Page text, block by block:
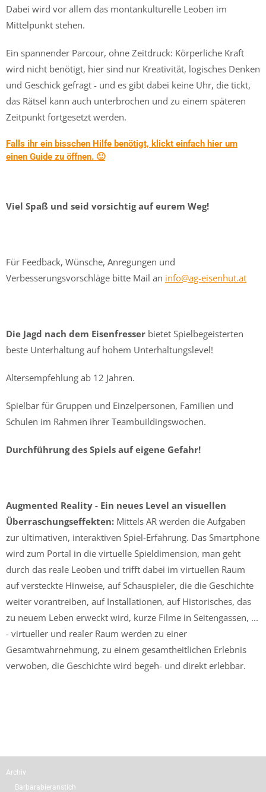
Dabei wird vor allem das montankulturelle Leoben im
Mittelpunkt stehen.
Ein spannender Parcour, ohne Zeitdruck: Körperliche Kraft
wird nicht benötigt, hier sind nur Kreativität, logisches Denken
und Geschick gefragt - und es gibt dabei keine Uhr, die tickt,
das Rätsel kann auch unterbrochen und zu einem späteren
Zeitpunkt fortgesetzt werden.
Falls ihr ein bisschen Hilfe benötigt, klickt einfach hier um
einen Guide zu öffnen. 🙂
Viel Spaß und seid vorsichtig auf eurem Weg!
Für Feedback, Wünsche, Anregungen und
Verbesserungsvorschläge bitte Mail an info@ag-eisenhut.at
Die Jagd nach dem Eisenfresser bietet Spielbegeisterten
beste Unterhaltung auf hohem Unterhaltungslevel!
Altersempfehlung ab 12 Jahren.
Spielbar für Gruppen und Einzelpersonen, Familien und
Schulen im Rahmen ihrer Teambuildingswochen.
Durchführung des Spiels auf eigene Gefahr!
Augmented Reality - Ein neues Level an visuellen
Überraschungseffekten: Mittels AR werden die Aufgaben
zur ultimativen, interaktiven Spiel-Erfahrung. Das Smartphone
wird zum Portal in die virtuelle Spieldimension, man geht
durch das reale Leoben und trifft dabei im virtuellen Raum
auf versteckte Hinweise, auf Schauspieler, die die Geschichte
weiter vorantreiben, auf Installationen, auf Historisches, das
zu neuem Leben erweckt wird, kurze Filme in Seitengassen, ...
- virtueller und realer Raum werden zu einer
Gesamtwahrnehmung, zu einem gesamtheitlichen Erlebnis
verwoben, die Geschichte wird begeh- und direkt erlebbar.
Archiv
Barbarabieranstich